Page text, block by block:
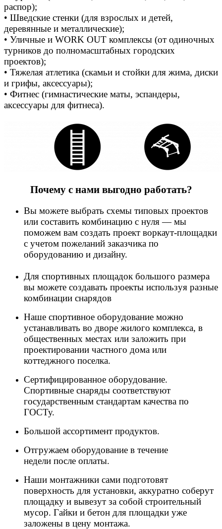
распор);
• Шведские стенки (для взрослых и детей,
деревянные и металлические);
• Уличные и WORK OUT комплексы (от одиночных
турников до полномасштабных городских
проектов);
• Тяжелая атлетика (скамьи и стойки для жима, диски
и грифы, аксессуары);
• Фитнес (гимнастические маты, эспандеры,
аксессуары для фитнеса).
Почему с нами выгодно работать?
Вы можете выбрать схемы типовых проектов
или составить комбинацию с нуля — мы
поможем вам создать проект воркаут-площадки
с учетом пожеланий заказчика по
оборудованию и дизайну.
Для спортивных площадок большого размера
вы можете создавать проекты используя разные
комбинации снарядов
Наше спортивное оборудование можно
устанавливать во дворе жилого комплекса, в
общественных местах или заложить при
проектировании частного дома или
коттеджного поселка.
Сертифицированное оборудование.
Спортивные снаряды соответствуют
государственным стандартам качества по
ГОСТу.
Большой ассортимент продуктов.
Отгружаем оборудование в течение
недели после оплаты.
Наши монтажники сами подготовят
поверхность для установки, аккуратно соберут
площадку и вывезут за собой строительный
мусор. Гайки и бетон для площадки уже
заложены в цену монтажа.